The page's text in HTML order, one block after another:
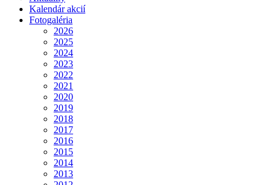
Kalendár akcií
Fotogaléria
2026
2025
2024
2023
2022
2021
2020
2019
2018
2017
2016
2015
2014
2013